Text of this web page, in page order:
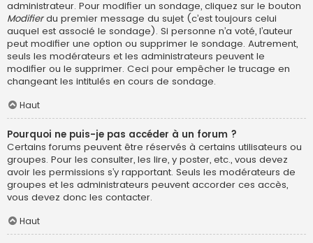
administrateur. Pour modifier un sondage, cliquez sur le bouton
Modifierdu premier message du sujet (c’est toujours celui
auquel est associé le sondage). Si personne n’a voté, l’auteur
peut modifier une option ou supprimer le sondage. Autrement,
seuls les modérateurs et les administrateurs peuvent le
modifier ou le supprimer. Ceci pour empêcher le trucage en
changeant les intitulés en cours de sondage.
Haut
Pourquoi ne puis-je pas accéder à un forum ?
Certains forums peuvent être réservés à certains utilisateurs ou
groupes. Pour les consulter, les lire, y poster, etc., vous devez
avoir les permissions s’y rapportant. Seuls les modérateurs de
groupes et les administrateurs peuvent accorder ces accès,
vous devez donc les contacter.
Haut